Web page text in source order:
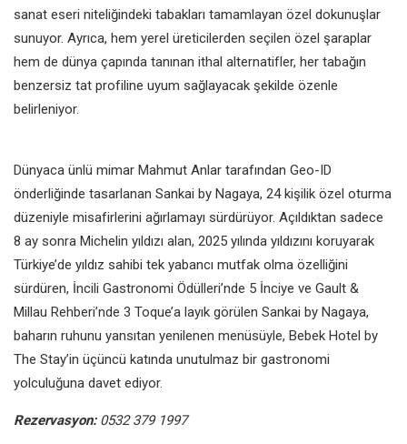
sanat eseri niteliğindeki tabakları tamamlayan özel dokunuşlar
sunuyor. Ayrıca, hem yerel üreticilerden seçilen özel şaraplar
hem de dünya çapında tanınan ithal alternatifler, her tabağın
benzersiz tat profiline uyum sağlayacak şekilde özenle
belirleniyor.
Dünyaca ünlü mimar Mahmut Anlar tarafından Geo-ID
önderliğinde tasarlanan Sankai by Nagaya, 24 kişilik özel oturma
düzeniyle misafirlerini ağırlamayı sürdürüyor. Açıldıktan sadece
8 ay sonra Michelin yıldızı alan, 2025 yılında yıldızını koruyarak
Türkiye’de yıldız sahibi tek yabancı mutfak olma özelliğini
sürdüren, İncili Gastronomi Ödülleri’nde 5 İnciye ve Gault &
Millau Rehberi’nde 3 Toque’a layık görülen Sankai by Nagaya,
baharın ruhunu yansıtan yenilenen menüsüyle, Bebek Hotel by
The Stay’in üçüncü katında unutulmaz bir gastronomi
yolculuğuna davet ediyor.
Rezervasyon:0532 379 1997